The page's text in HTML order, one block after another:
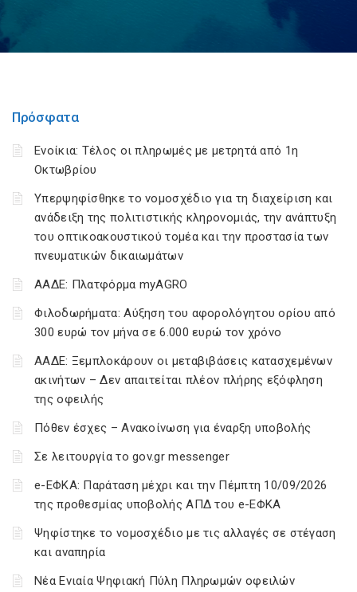
Πρόσφατα
Ενοίκια: Τέλος οι πληρωμές με μετρητά από 1η
Οκτωβρίου
Υπερψηφίσθηκε το νομοσχέδιο για τη διαχείριση και
ανάδειξη της πολιτιστικής κληρονομιάς, την ανάπτυξη
του οπτικοακουστικού τομέα και την προστασία των
πνευματικών δικαιωμάτων
ΑΑΔΕ: Πλατφόρμα myAGRO
Φιλοδωρήματα: Αύξηση του αφορολόγητου ορίου από
300 ευρώ τον μήνα σε 6.000 ευρώ τον χρόνο
ΑΑΔΕ: Ξεμπλοκάρουν οι μεταβιβάσεις κατασχεμένων
ακινήτων – Δεν απαιτείται πλέον πλήρης εξόφληση
της οφειλής
Πόθεν έσχες – Ανακοίνωση για έναρξη υποβολής
Σε λειτουργία το gov.gr messenger
e-ΕΦΚΑ: Παράταση μέχρι και την Πέμπτη 10/09/2026
της προθεσμίας υποβολής ΑΠΔ του e-ΕΦΚΑ
Ψηφίστηκε το νομοσχέδιο με τις αλλαγές σε στέγαση
και αναπηρία
Νέα Ενιαία Ψηφιακή Πύλη Πληρωμών οφειλών